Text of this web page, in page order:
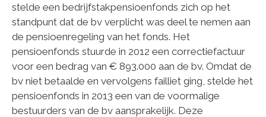
stelde een bedrijfstakpensioenfonds zich op het
standpunt dat de bv verplicht was deel te nemen aan
de pensioenregeling van het fonds. Het
pensioenfonds stuurde in 2012 een correctiefactuur
voor een bedrag van € 893.000 aan de bv. Omdat de
bv niet betaalde en vervolgens failliet ging, stelde het
pensioenfonds in 2013 een van de voormalige
bestuurders van de bv aansprakelijk. Deze